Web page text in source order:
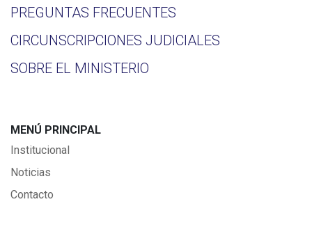
PREGUNTAS FRECUENTES
CIRCUNSCRIPCIONES JUDICIALES
SOBRE EL MINISTERIO
MENÚ PRINCIPAL
Institucional
Noticias
Contacto